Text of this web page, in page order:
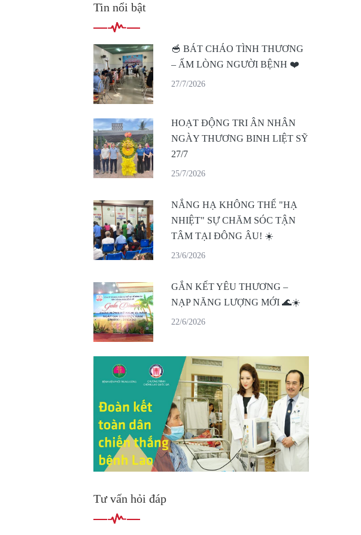
Tin nổi bật
🥣 BÁT CHÁO TÌNH THƯƠNG
– ẤM LÒNG NGƯỜI BỆNH ❤️
27/7/2026
HOẠT ĐỘNG TRI ÂN NHÂN
NGÀY THƯƠNG BINH LIỆT SỸ
27/7
25/7/2026
NẮNG HẠ KHÔNG THỂ "HẠ
NHIỆT" SỰ CHĂM SÓC TẬN
TÂM TẠI ĐÔNG ÂU! ☀️
23/6/2026
GẮN KẾT YÊU THƯƠNG –
NẠP NĂNG LƯỢNG MỚI 🌊☀️
22/6/2026
Tư vấn hỏi đáp